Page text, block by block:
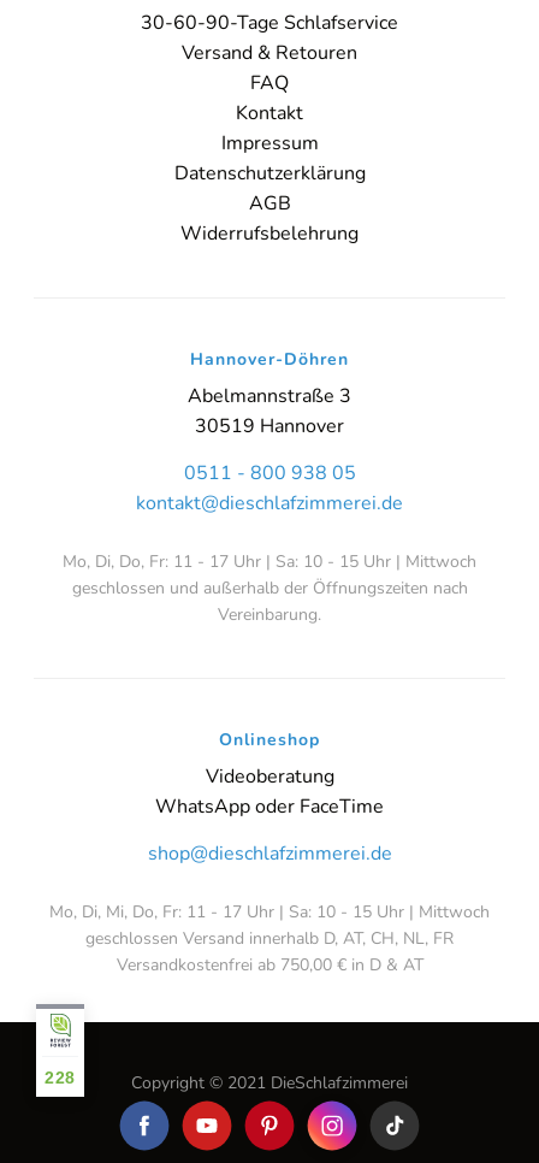
30-60-90-Tage Schlafservice
Versand & Retouren
FAQ
Kontakt
Impressum
Datenschutzerklärung
AGB
Widerrufsbelehrung
Hannover-Döhren
Abelmannstraße 3
30519 Hannover
0511 - 800 938 05
kontakt@dieschlafzimmerei.de
Mo, Di, Do, Fr: 11 - 17 Uhr | Sa: 10 - 15 Uhr | Mittwoch
geschlossen und außerhalb der Öffnungszeiten nach
Vereinbarung.
Onlineshop
Videoberatung
WhatsApp oder FaceTime
shop@dieschlafzimmerei.de
Mo, Di, Mi, Do, Fr: 11 - 17 Uhr | Sa: 10 - 15 Uhr | Mittwoch
geschlossen Versand innerhalb D, AT, CH, NL, FR
Versandkostenfrei ab 750,00 € in D & AT
Copyright © 2021 DieSchlafzimmerei
228